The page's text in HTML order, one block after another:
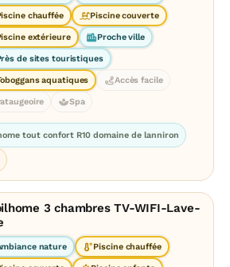
chauffée Piscine couverte
extérieure Proche ville
de sites touristiques
aquatiques Accès facile
Spa
tout confort R10 domaine de lanniron
3 chambres TV-WIFI-Lave-
nature Piscine chauffée